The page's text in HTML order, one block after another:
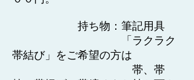
持ち物：筆記用具
「ラクラク
帯結び」をご希望の方は
帯、帯